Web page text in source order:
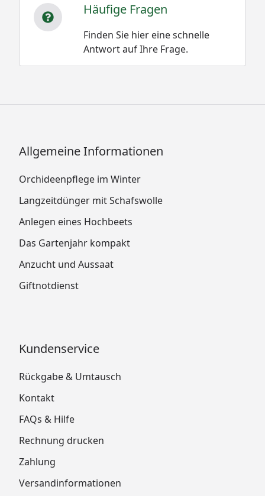
Häufige Fragen
Finden Sie hier eine schnelle
Antwort auf Ihre Frage.
Allgemeine Informationen
Orchideenpflege im Winter
Langzeitdünger mit Schafswolle
Anlegen eines Hochbeets
Das Gartenjahr kompakt
Anzucht und Aussaat
Giftnotdienst
Kundenservice
Rückgabe & Umtausch
Kontakt
FAQs & Hilfe
Rechnung drucken
Zahlung
Versandinformationen